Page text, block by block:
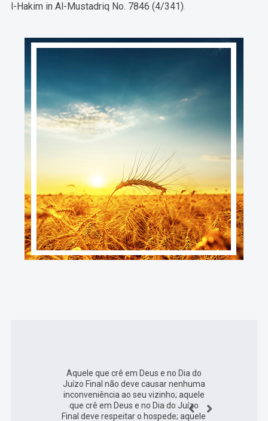
l-Hakim in Al-Mustadriq No. 7846 (4/341)
Aquele que crê em Deus e no Dia do
Juízo Final não deve causar nenhuma
inconveniência ao seu vizinho; aquele
que crê em Deus e no Dia do Juízo
Final deve respeitar o hospede; aquele